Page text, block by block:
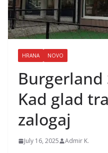
HRANA NOVO
Burgerland
Kad glad
zalogaj
July 16, 2025 Admir K.